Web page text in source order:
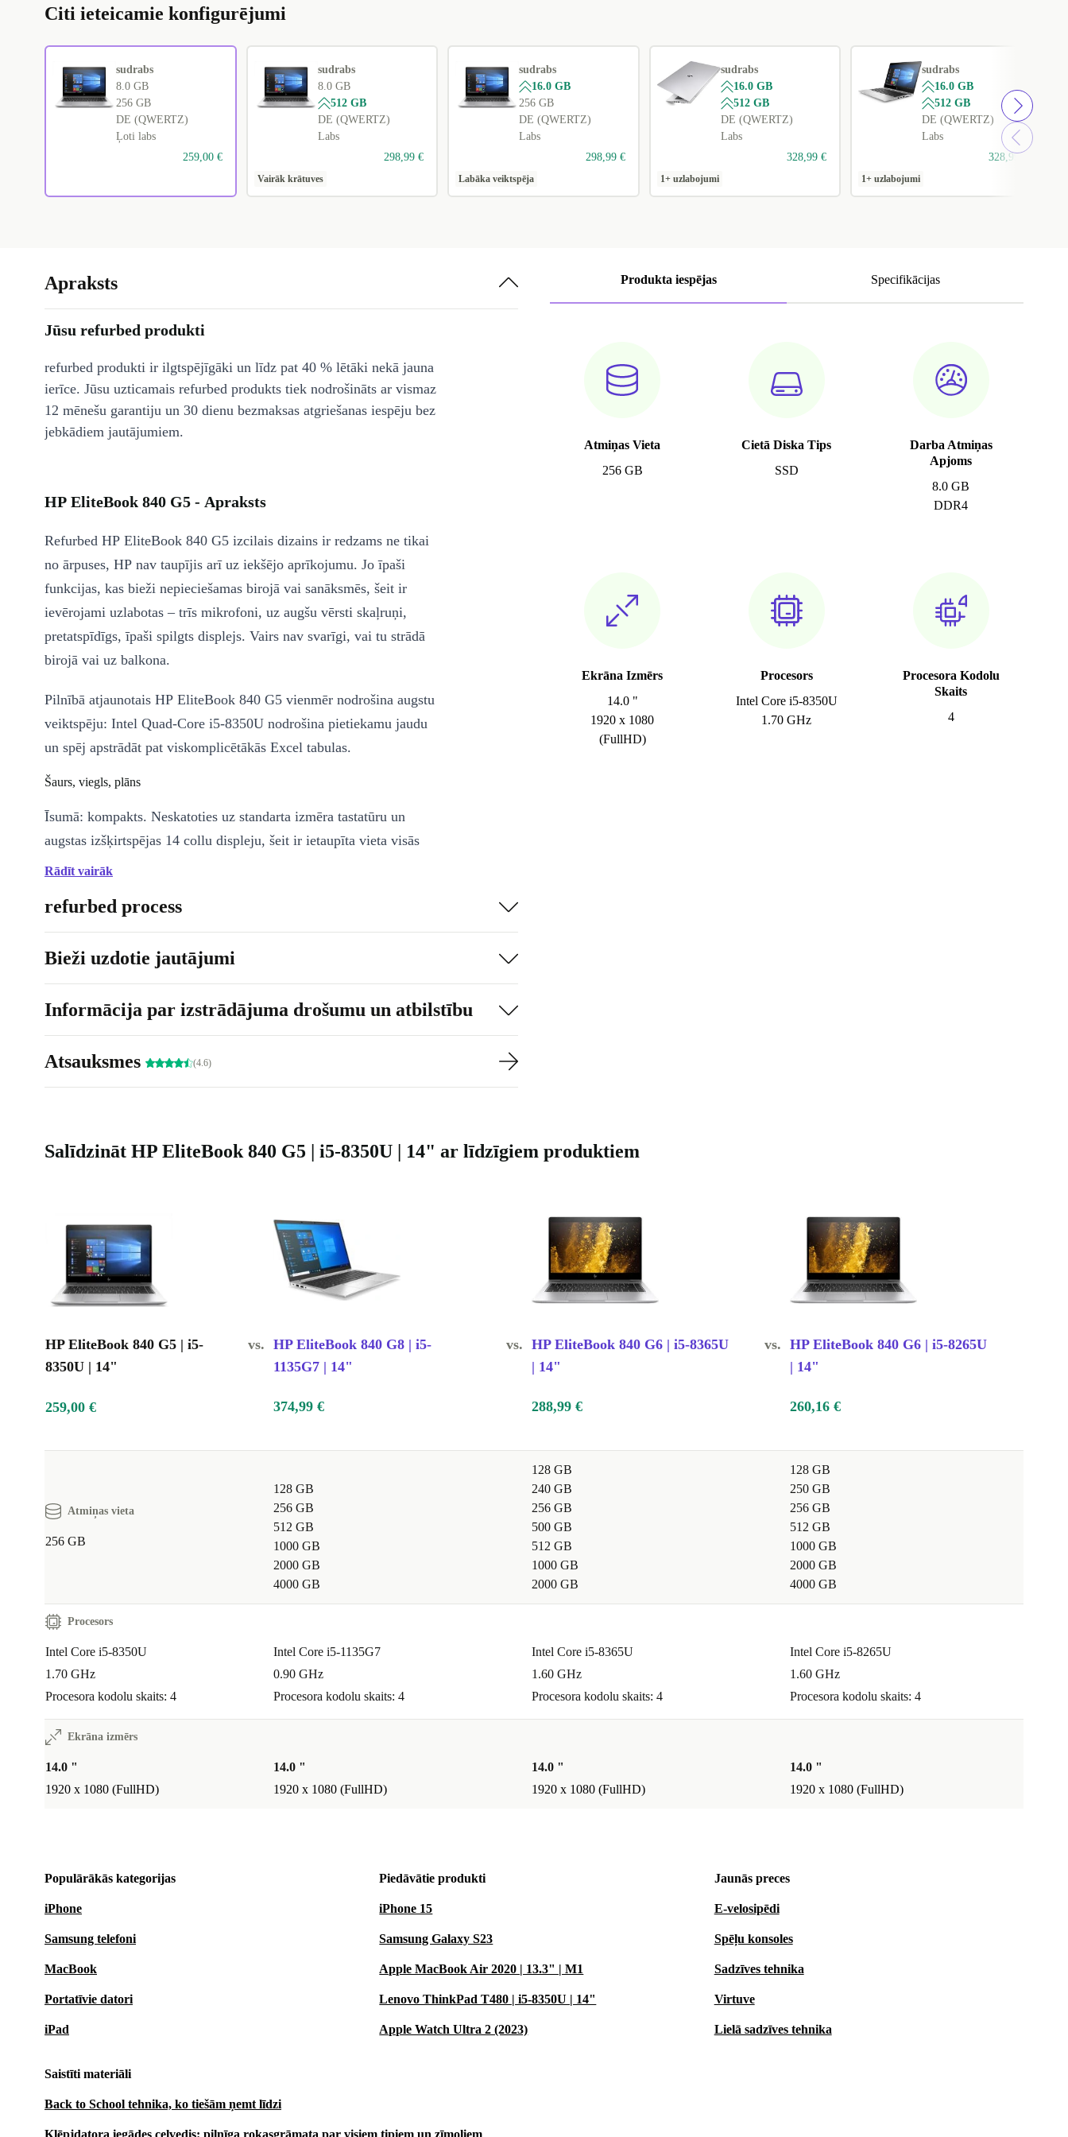
FI (QWERTY)
PT (QWERTY) +95,99 €
SI (QWERTZ)
DK (QWERTY) +95,99 €
Citi ieteicamie konfigurējumi
sudrabs
8.0 GB
256 GB
DE (QWERTZ)
Ļoti labs
259,00 €
sudrabs
8.0 GB
512 GB
DE (QWERTZ)
Labs
298,99 €
Vairāk krātuves
sudrabs
16.0 GB
256 GB
DE (QWERTZ)
Labs
298,99 €
Labāka veiktspēja
sudrabs
16.0 GB
512 GB
DE (QWERTZ)
Labs
328,99 €
1+ uzlabojumi
sudrabs
16.0 GB
512 GB
DE (QWERTZ)
Labs
328,99 €
1+ uzlabojumi
Produkta iespējas Specifikācijas
Atmiņas Vieta
256 GB
Cietā Diska Tips
SSD
Darba Atmiņas
Apjoms
8.0 GB
DDR4
Ekrāna Izmērs
14.0 "
1920 x 1080
(FullHD)
Procesors
Intel Core i5-8350U
1.70 GHz
Procesora Kodolu
Skaits
4
Apraksts
Jūsu refurbed produkti
refurbed produkti ir ilgtspējīgāki un līdz pat 40 % lētāki nekā jauna
ierīce. Jūsu uzticamais refurbed produkts tiek nodrošināts ar vismaz
12 mēnešu garantiju un 30 dienu bezmaksas atgriešanas iespēju bez
jebkādiem jautājumiem.
HP EliteBook 840 G5 - Apraksts
Refurbed HP EliteBook 840 G5 izcilais dizains ir redzams ne tikai
no ārpuses, HP nav taupījis arī uz iekšējo aprīkojumu. Jo īpaši
funkcijas, kas bieži nepieciešamas birojā vai sanāksmēs, šeit ir
ievērojami uzlabotas – trīs mikrofoni, uz augšu vērsti skaļruņi,
pretatspīdīgs, īpaši spilgts displejs. Vairs nav svarīgi, vai tu strādā
birojā vai uz balkona.
Pilnībā atjaunotais HP EliteBook 840 G5 vienmēr nodrošina augstu
veiktspēju: Intel Quad-Core i5-8350U nodrošina pietiekamu jaudu
un spēj apstrādāt pat viskomplicētākās Excel tabulas.
Šaurs, viegls, plāns
Īsumā: kompakts. Neskatoties uz standarta izmēra tastatūru un
augstas izšķirtspējas 14 collu displeju, šeit ir ietaupīta vieta visās
malās un stūros, jo īpaši malās. Tādējādi ekrānam ir ļoti šaurs
un labi iegūstams rokā.
Rādīt vairāk
refurbed process
Bieži uzdotie jautājumi
Informācija par izstrādājuma drošumu un atbilstību
Atsauksmes (4.6)
Salīdzināt HP EliteBook 840 G5 | i5-8350U | 14" ar līdzīgiem produktiem
HP EliteBook 840 G5 | i5-
8350U | 14"
vs. HP EliteBook 840 G8 | i5-
1135G7 | 14"
vs. HP EliteBook 840 G6 | i5-8365U
| 14"
vs. HP EliteBook 840 G6 | i5-8265U
| 14"
259,00 € 374,99 € 288,99 € 260,16 €
Atmiņas vieta
256 GB
128 GB
256 GB
512 GB
1000 GB
2000 GB
4000 GB
128 GB
240 GB
256 GB
500 GB
512 GB
1000 GB
2000 GB
128 GB
250 GB
256 GB
512 GB
1000 GB
2000 GB
4000 GB
Procesors
Intel Core i5-8350U
1.70 GHz
Procesora kodolu skaits: 4
Intel Core i5-1135G7
0.90 GHz
Procesora kodolu skaits: 4
Intel Core i5-8365U
1.60 GHz
Procesora kodolu skaits: 4
Intel Core i5-8265U
1.60 GHz
Procesora kodolu skaits: 4
Ekrāna izmērs
14.0 "
1920 x 1080 (FullHD)
14.0 "
1920 x 1080 (FullHD)
14.0 "
1920 x 1080 (FullHD)
14.0 "
1920 x 1080 (FullHD)
Populārākās kategorijas
iPhone
Samsung telefoni
MacBook
Portatīvie datori
iPad
Piedāvātie produkti
iPhone 15
Samsung Galaxy S23
Apple MacBook Air 2020 | 13.3" | M1
Lenovo ThinkPad T480 | i5-8350U | 14"
Apple Watch Ultra 2 (2023)
Jaunās preces
E-velosipēdi
Spēļu konsoles
Sadzīves tehnika
Virtuve
Lielā sadzīves tehnika
Saistīti materiāli
Back to School tehnika, ko tiešām ņemt līdzi